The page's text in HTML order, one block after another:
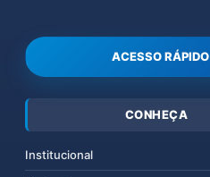
ACESSO RÁPIDO
CONHEÇA
Institucional